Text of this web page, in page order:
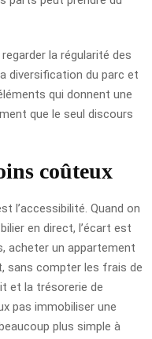
la régularité des
diversification du parc et
qui donnent une
que le seul discours
coûteux
l’accessibilité. Quand on
en direct, l’écart est
acheter un appartement
sans compter les frais de
et la trésorerie de
pas immobiliser une
plus simple à